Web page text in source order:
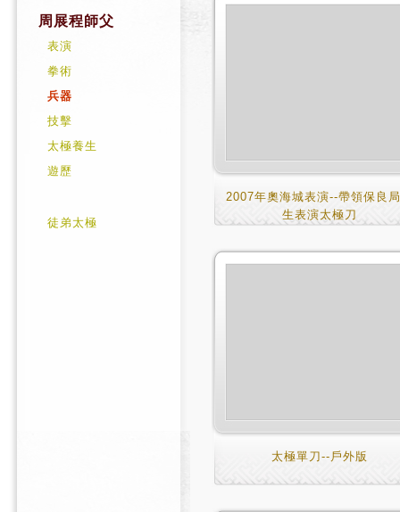
周展程師父
表演
拳術
兵器
技擊
太極養生
遊歷
徒弟太極
2007年奧海城表演--帶領保良
生表演太極刀
太極單刀--戶外版